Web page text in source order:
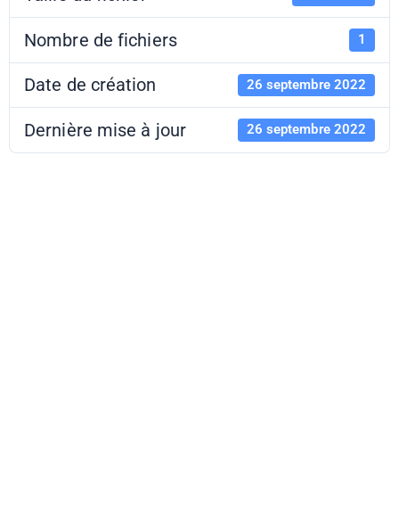
Nombre de fichiers 1
Date de création 26 septembre 2022
Dernière mise à jour 26 septembre 2022